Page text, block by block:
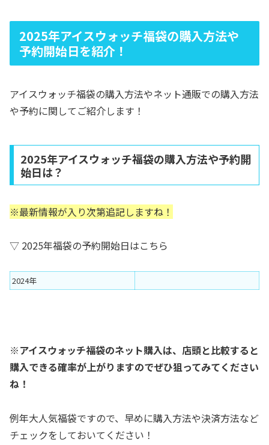
2025年アイスウォッチ福袋の購入方法や
予約開始日を紹介！
アイスウォッチ福袋の購入方法やネット通販での購入方法
や予約に関してご紹介します！
2025年アイスウォッチ福袋の購入方法や予約開
始日は？
※最新情報が入り次第追記しますね！
▽ 2025年福袋の予約開始日はこちら
2024年
※アイスウォッチ福袋のネット購入は、店頭と比較すると
購入できる確率が上がりますのでぜひ狙ってみてください
ね！
例年大人気福袋ですので、早めに購入方法や決済方法など
チェックをしておいてください！